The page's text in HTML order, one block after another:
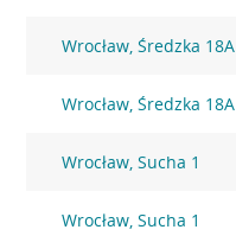
Wrocław, Średzka 18A
Wrocław, Średzka 18A
Wrocław, Sucha 1
Wrocław, Sucha 1